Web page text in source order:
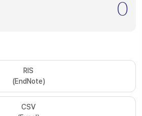
0
RIS
(EndNote)
CSV